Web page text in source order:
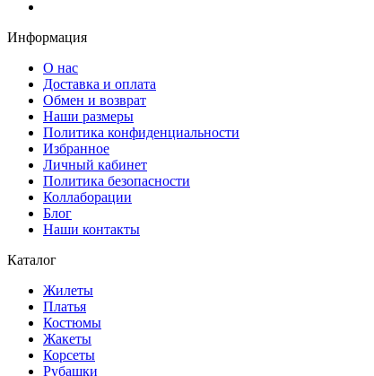
Информация
О нас
Доставка и оплата
Обмен и возврат
Наши размеры
Политика конфиденциальности
Избранное
Личный кабинет
Политика безопасности
Коллаборации
Блог
Наши контакты
Каталог
Жилеты
Платья
Костюмы
Жакеты
Корсеты
Рубашки